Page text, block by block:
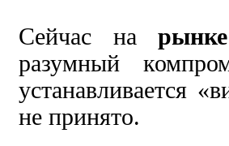
Сейчас на
разумный
устанавливается
не принято.